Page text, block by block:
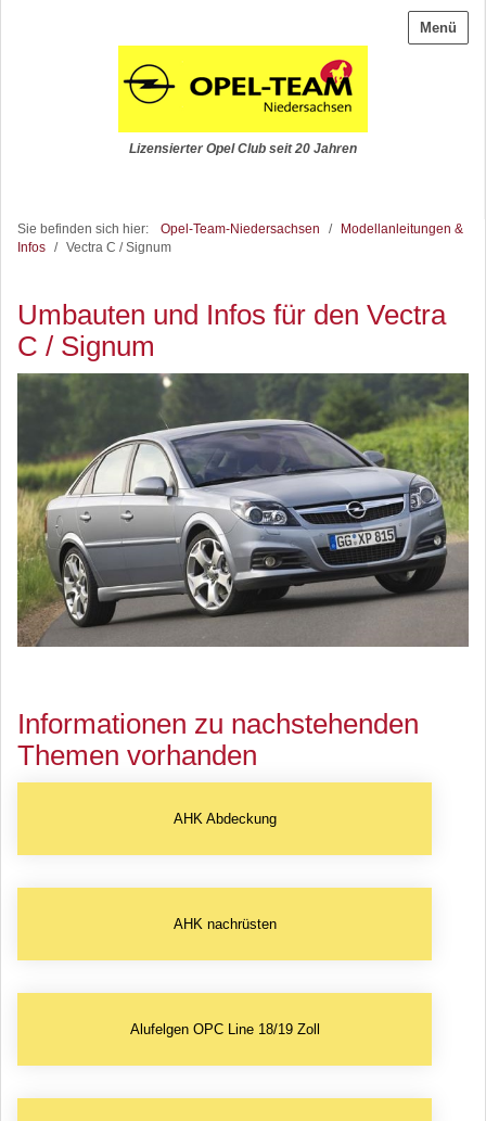
Menü
Lizensierter Opel Club seit 20 Jahren
Sie befinden sich hier: Opel-Team-Niedersachsen /
Modellanleitungen &
Infos
/ Vectra C / Signum
Umbauten und Infos für den Vectra
C / Signum
Informationen zu nachstehenden
Themen vorhanden
AHK Abdeckung
AHK nachrüsten
Alufelgen OPC Line 18/19 Zoll